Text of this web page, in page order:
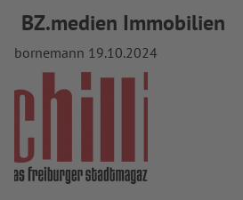
BZ.medien Immobilien
bornemann 19.10.2024